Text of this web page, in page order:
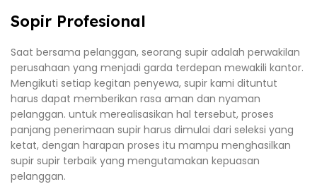
Sopir Profesional
Saat bersama pelanggan, seorang supir adalah perwakilan
perusahaan yang menjadi garda terdepan mewakili kantor.
Mengikuti setiap kegitan penyewa, supir kami dituntut
harus dapat memberikan rasa aman dan nyaman
pelanggan. untuk merealisasikan hal tersebut, proses
panjang penerimaan supir harus dimulai dari seleksi yang
ketat, dengan harapan proses itu mampu menghasilkan
supir supir terbaik yang mengutamakan kepuasan
pelanggan.